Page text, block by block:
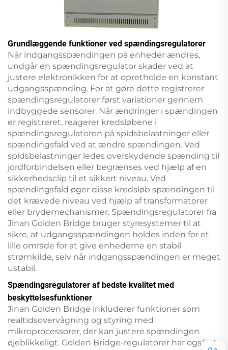
Grundlæggende funktioner ved spændingsregulatorer
Når indgangsspændingen på enheder ændres,
undgår en spændingsregulator skader ved at
justere elektronikken for at opretholde en konstant
udgangsspænding. For at gøre dette registrerer
spændingsregulatorer først variationer gennem
indbyggede sensorer. Når ændringer i spændingen
er registreret, reagerer kredsløbene i
spændingsregulatoren på spidsbelastninger eller
spændingsfald ved at ændre spændingen. Ved
spidsbelastninger ledes overskydende spænding til
jordforbindelsen eller begrænses ved hjælp af en
sikkerhedsclip til et sikkert niveau. Ved
spændingsfald øger disse kredsløb spændingen til
det krævede niveau ved hjælp af transformatorer
eller brydemechanismer. Spændingsregulatorer fra
Jinan Golden Bridge bruger styresystemer til at
sikre, at udgangsspændingen holdes inden for et
lille område for at give enhederne en stabil
strømkilde, selv når indgangsspændingen er meget
ustabil.
Spændingsregulatorer af bedste kvalitet med
beskyttelsesfunktioner
Jinan Golden Bridge inkluderer funktioner som
realtidsovervågning og styring med
mikroprocessorer, der kan justere spændingen
øjeblikkeligt. Golden Bridge-regulatorer har også et